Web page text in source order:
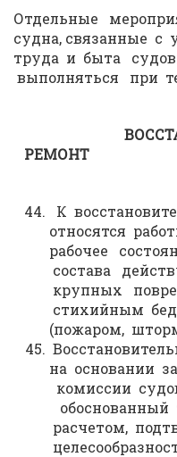
Отдельные
судна, связанные с
труда и быта
выполняться при
РЕМОНТ
К
относятся
рабочее
состава
крупных
стихийным
(пожаром,
на основании
комиссии
обоснованный
расчетом,